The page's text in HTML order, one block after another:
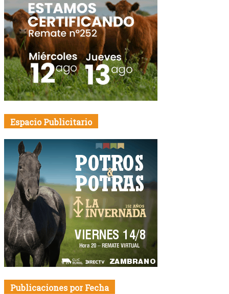
Espacio Publicitario
Publicaciones por Fecha